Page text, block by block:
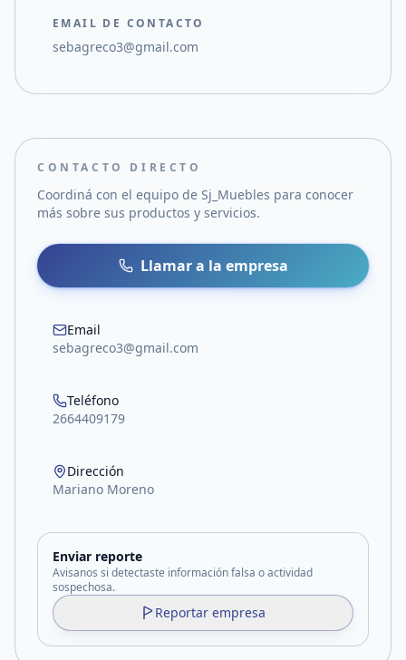
EMAIL DE CONTACTO
sebagreco3@gmail.com
CONTACTO DIRECTO
Coordiná con el equipo de Sj_Muebles para conocer
más sobre sus productos y servicios.
Llamar a la empresa
Email
sebagreco3@gmail.com
Teléfono
2664409179
Dirección
Mariano Moreno
Enviar reporte
Avisanos si detectaste información falsa o actividad
sospechosa.
Reportar empresa